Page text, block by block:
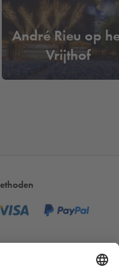
van de stad
André Rieu op
Vrijthof